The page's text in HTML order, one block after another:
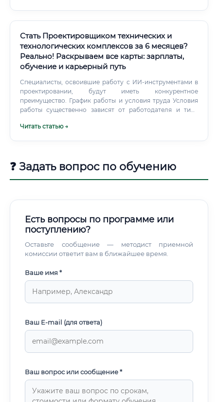
Стать Проектировщиком технических и
технологических комплексов за 6 месяцев?
Реально! Раскрываем все карты: зарплаты,
обучение и карьерный путь
Специалисты, освоившие работу с ИИ-инструментами в
проектировании, будут иметь конкурентное
преимущество. График работы и условия труда Условия
работы существенно зависят от работодателя и типа
5/2, 8–9 часов в день, нормированный рабочий день
периодические выезды на объекты (от нескольких дней
до нескольких месяцев в зависимости от проекта)
проектные институты традиционно предпочитают
специалистов, работающих непосредственно на объектах
в нефтегазовой и горнодобывающей отрасли (с
Читать статью →
❓ Задать вопрос по обучению
Есть вопросы по программе или
поступлению?
Оставьте сообщение — методист приемной
комиссии ответит вам в ближайшее время.
Ваше имя *
Ваш E-mail (для ответа)
Ваш вопрос или сообщение *